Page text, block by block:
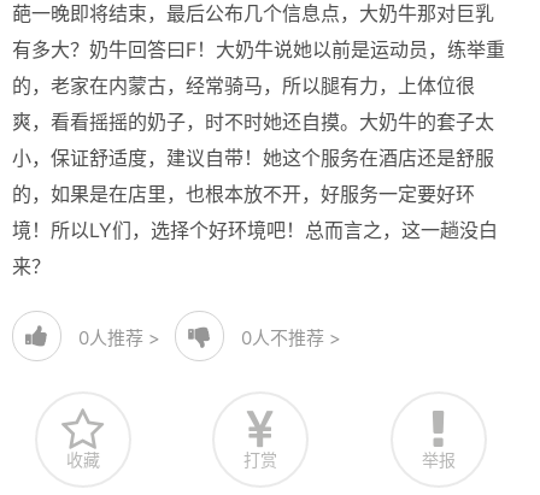
葩一晚即将结束，最后公布几个信息点，大奶牛那对巨乳
有多大？奶牛回答曰F！大奶牛说她以前是运动员，练举重
的，老家在内蒙古，经常骑马，所以腿有力，上体位很
爽，看看摇摇的奶子，时不时她还自摸。大奶牛的套子太
小，保证舒适度，建议自带！她这个服务在酒店还是舒服
的，如果是在店里，也根本放不开，好服务一定要好环
境！所以LY们，选择个好环境吧！总而言之，这一趟没白
来？
0人推荐 > 0人不推荐 >
收藏 打赏 举报